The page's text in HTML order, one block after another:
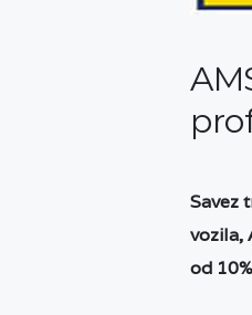
Savez
vozila,
od